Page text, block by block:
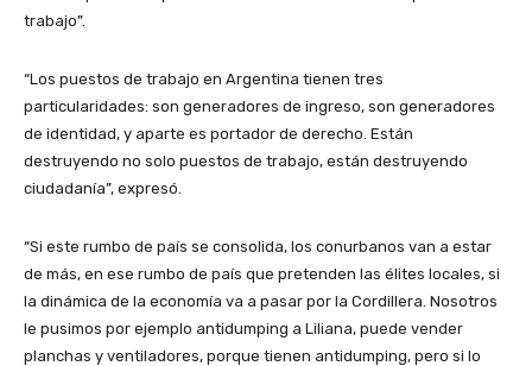
trabajo”.
“Los puestos de trabajo en Argentina tienen tres
particularidades: son generadores de ingreso, son generadores
de identidad, y aparte es portador de derecho. Están
destruyendo no solo puestos de trabajo, están destruyendo
ciudadanía”, expresó.
“Si este rumbo de país se consolida, los conurbanos van a estar
de más, en ese rumbo de país que pretenden las élites locales, si
la dinámica de la economía va a pasar por la Cordillera. Nosotros
le pusimos por ejemplo antidumping a Liliana, puede vender
planchas y ventiladores, porque tienen antidumping, pero si lo